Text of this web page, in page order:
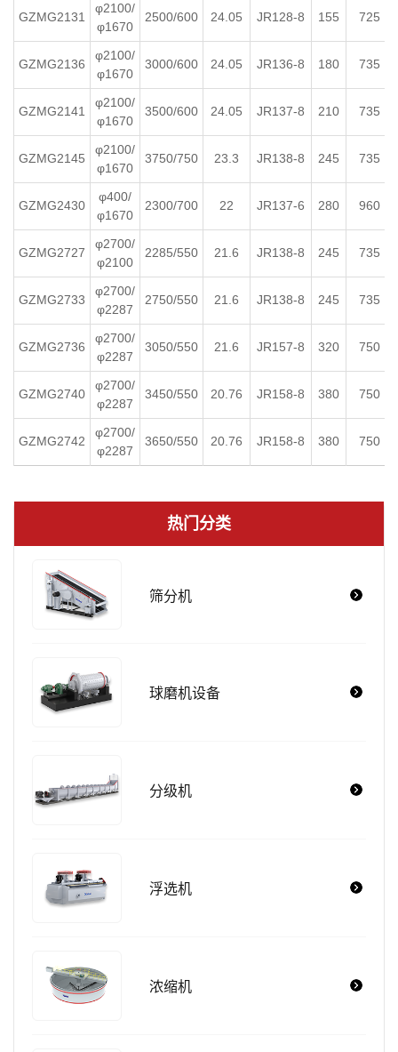
GZMG2131
φ2100/
φ1670
2500/600 24.05 JR128-8 155 725
GZMG2136
φ2100/
φ1670
3000/600 24.05 JR136-8 180 735
GZMG2141
φ2100/
φ1670
3500/600 24.05 JR137-8 210 735
GZMG2145
φ2100/
φ1670
3750/750 23.3 JR138-8 245 735
GZMG2430
φ400/
φ1670
2300/700 22 JR137-6 280 960
GZMG2727
φ2700/
φ2100
2285/550 21.6 JR138-8 245 735
GZMG2733
φ2700/
φ2287
2750/550 21.6 JR138-8 245 735
GZMG2736
φ2700/
φ2287
3050/550 21.6 JR157-8 320 750
GZMG2740
φ2700/
φ2287
3450/550 20.76 JR158-8 380 750
GZMG2742
φ2700/
φ2287
3650/550 20.76 JR158-8 380 750
热门分类
筛分机
球磨机设备
分级机
浮选机
浓缩机